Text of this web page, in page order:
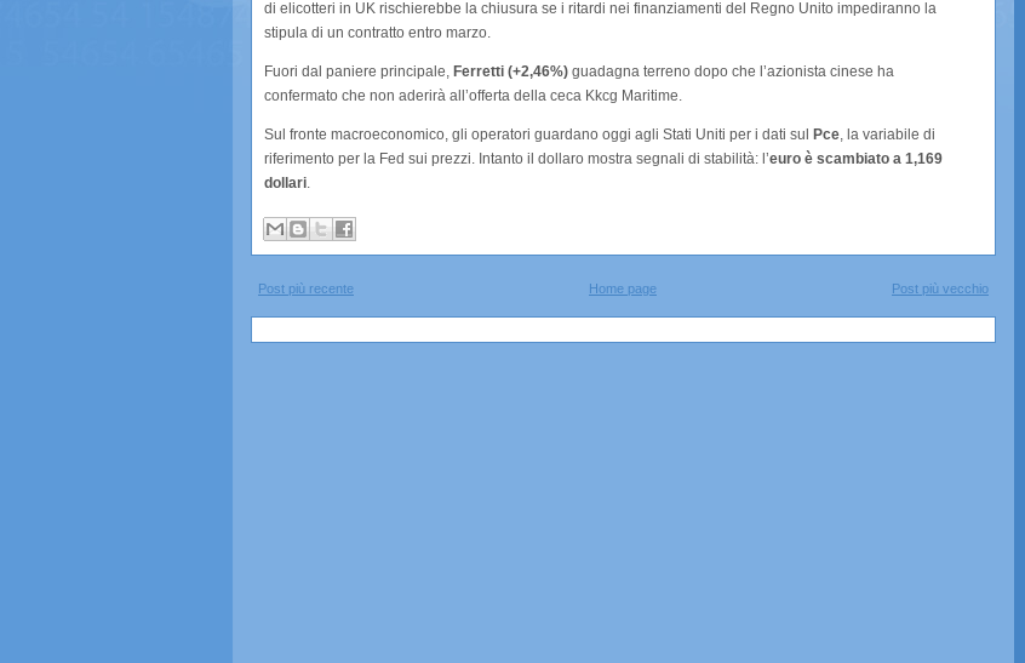
di elicotteri in UK rischierebbe la chiusura se i ritardi nei finanziamenti del Regno Unito impediranno la
stipula di un contratto entro marzo.
Fuori dal paniere principale, Ferretti (+2,46%) guadagna terreno dopo che l’azionista cinese ha
confermato che non aderirà all’offerta della ceca Kkcg Maritime.
Sul fronte macroeconomico, gli operatori guardano oggi agli Stati Uniti per i dati sul Pce, la variabile di
riferimento per la Fed sui prezzi. Intanto il dollaro mostra segnali di stabilità: l’euro è scambiato a 1,169
dollari.
Post più recente Post più vecchio
Home page